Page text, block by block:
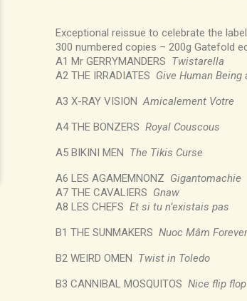
Exceptional reissue to celebrate the
300 numbered copies – 200g Gatefold
A1 Mr GERRYMANDERS Twistarella
A2 THE IRRADIATES Give Human Being
A3 X-RAY VISION Amicalement Votre
A4 THE BONZERS Royal Couscous
A5 BIKINI MEN The Tikis Curse
A6 LES AGAMEMNONZ Gigantomachie
A7 THE CAVALIERS Gnaw
A8 LES CHEFS Et si tu n’existais pas
B1 THE SUNMAKERS Nuoc Mâm Forever
B2 WEIRD OMEN Twist in Toledo
B3 CANNIBAL MOSQUITOS Nice flip